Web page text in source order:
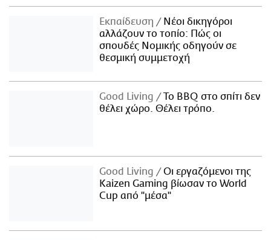
Εκπαίδευση
Νέοι δικηγόροι
αλλάζουν το τοπίο: Πώς οι
σπουδές Νομικής οδηγούν σε
θεσμική συμμετοχή
Good Living
Το BBQ στο σπίτι δεν
θέλει χώρο. Θέλει τρόπο.
Good Living
Οι εργαζόμενοι της
Kaizen Gaming βίωσαν το World
Cup από "μέσα"